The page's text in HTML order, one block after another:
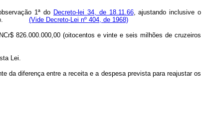
1ª do Decreto-lei 34, de 18.11.66, ajustando inclusive o
varejo. (Vide Decreto-Lei nº 404, de 1968)
826.000.000,00 (oitocentos e vinte e seis milhões de cruzeiros
Lei.
da diferença entre a receita e a despesa prevista para reajustar os